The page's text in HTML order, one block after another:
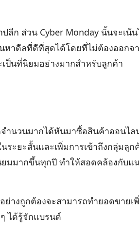
ลีก ส่วน Cyber Monday นั้นจะเน้
หาดีลที่ดีที่สุดได้โดยที่ไม่ต้องออกจ
ป็นที่นิยมอย่างมากสำหรับลูกค้า
จำนวนมากได้หันมาซื้อสินค้าออนไ
ระยะสั้นและเพิ่มการเข้าถึงกลุ่มลูก
มมากขึ้นทุกปี ทำให้สอดคล้องกับแ
ย่างถูกต้องจะสามารถทำยอดขายเ
ได้รู้จักแบรนด์